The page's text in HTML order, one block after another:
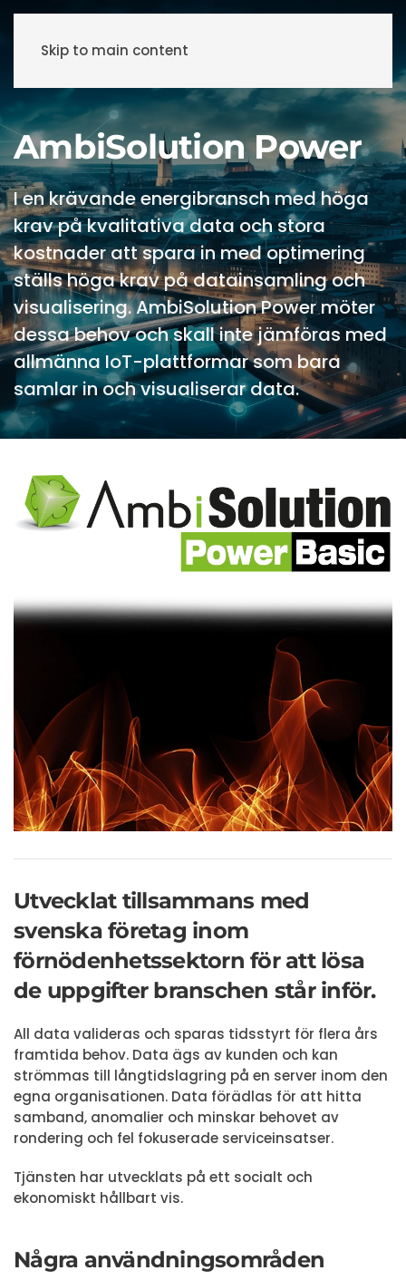
Skip to main content
AmbiSolution Power
I en krävande energibransch med höga
krav på kvalitativa data och stora
kostnader att spara in med optimering
ställs höga krav på datainsamling och
visualisering. AmbiSolution Power möter
dessa behov och skall inte jämföras med
allmänna IoT-plattformar som bara
samlar in och visualiserar data.
Utvecklat tillsammans med
svenska företag inom
förnödenhetssektorn för att lösa
de uppgifter branschen står inför.
All data valideras och sparas tidsstyrt för flera års
framtida behov. Data ägs av kunden och kan
strömmas till långtidslagring på en server inom den
egna organisationen. Data förädlas för att hitta
samband, anomalier och minskar behovet av
rondering och fel fokuserade serviceinsatser.
Tjänsten har utvecklats på ett socialt och
ekonomiskt hållbart vis.
Några användningsområden